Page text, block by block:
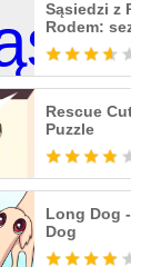
Sąsiedzi z
Rodem:
Rescue Cut -
Puzzle
Long Dog -
Dog